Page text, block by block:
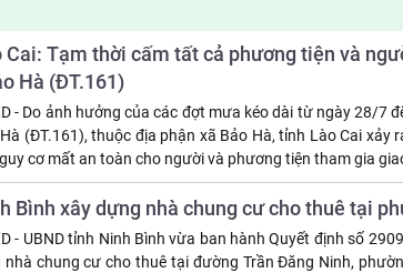
Cai: Tạm thời cấm tất cả phương tiện và
Hà (ĐT.161)
- Do ảnh hưởng của các đợt mưa kéo dài từ ngày 28/7
(ĐT.161), thuộc địa phận xã Bảo Hà, tỉnh Lào Cai
cơ mất an toàn cho người và phương tiện tham gia
Bình xây dựng nhà chung cư cho thuê tại
- UBND tỉnh Ninh Bình vừa ban hành Quyết định số
nhà chung cư cho thuê tại đường Trần Đăng Ninh,